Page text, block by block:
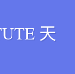
天